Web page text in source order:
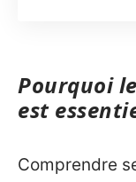
Pourquoi
est
Comprendre